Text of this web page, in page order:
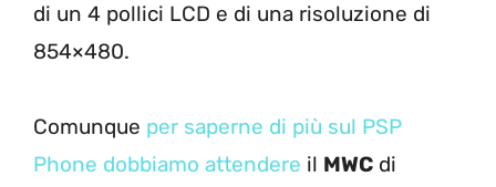
di un 4 pollici LCD e di una risoluzione di
854×480.
Comunque per saperne di più sul PSP
Phone dobbiamo attendere il MWC di